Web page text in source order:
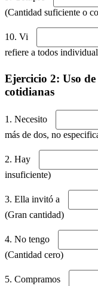
(Cantidad suficiente o
10. Vi
refiere a todos
Ejercicio 2: Uso
cotidianas
1. Necesito
más de dos, no
2. Hay
insuficiente)
3. Ella invitó a
(Gran cantidad)
4. No tengo
(Cantidad cero)
5. Compramos